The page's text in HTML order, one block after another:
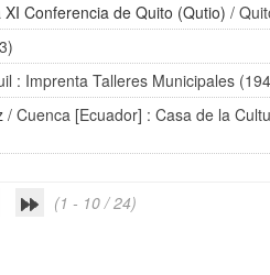
Conferencia de Quito (Qutio) /
: Imprenta Talleres Municipales
/ Cuenca [Ecuador] : Casa de la
(1 - 10 / 24)